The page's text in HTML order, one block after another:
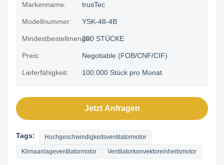
Markenname: trusTec
Modellnummer: YSK-48-4B
Mindestbestellmenge:200 STÜCKE
Preis: Negotiable (FOB/CNF/CIF)
Lieferfähigkeit: 100.000 Stück pro Monat
Jetzt Anfragen
Tags: Hochgeschwindigkeitsventilatormotor
Klimaanlageventilatormotor Ventilatorkonvektoreinheitsmotor